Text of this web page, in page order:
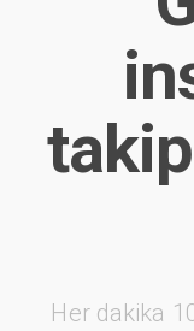
Her dakika